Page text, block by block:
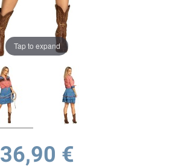
Tap to expand
36,90 €